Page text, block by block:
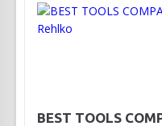
BEST TOOLS